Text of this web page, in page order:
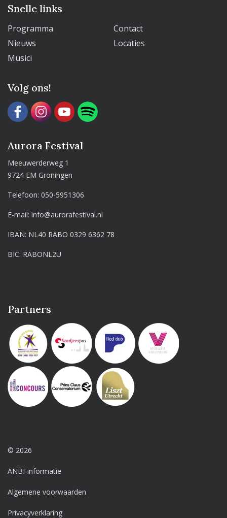
Snelle links
Programma
Contact
Nieuws
Locaties
Musici
Volg ons!
Aurora Festival
Meeuwerderweg 1
9724 EM Groningen
Telefoon:050-5951306
E-mail:info@aurorafestival.nl
IBAN: NL40 RABO 0329 6362 78
BIC: RABONL2U
Partners
© 2026
ANBI-informatie
Algemene voorwaarden
Privacyverklaring